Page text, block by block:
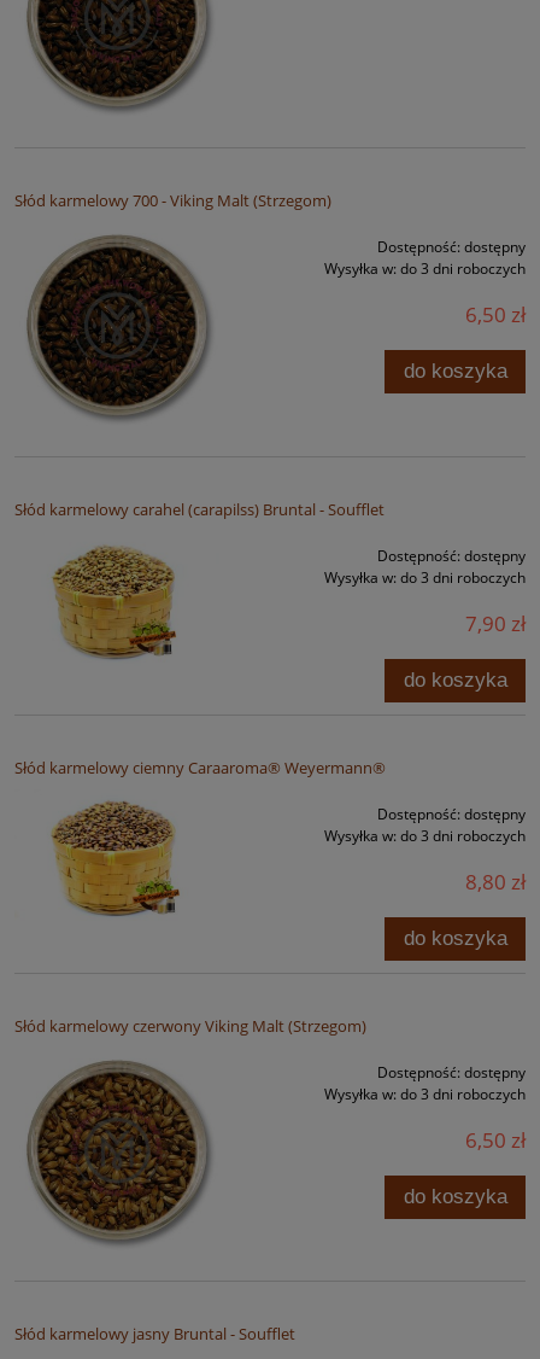
Słód karmelowy 700 - Viking Malt (Strzegom)
Dostępność: dostępny
Wysyłka w: do 3 dni roboczych
6,50 zł
do koszyka
Słód karmelowy carahel (carapilss) Bruntal - Soufflet
Dostępność: dostępny
Wysyłka w: do 3 dni roboczych
7,90 zł
do koszyka
Słód karmelowy ciemny Caraaroma® Weyermann®
Dostępność: dostępny
Wysyłka w: do 3 dni roboczych
8,80 zł
do koszyka
Słód karmelowy czerwony Viking Malt (Strzegom)
Dostępność: dostępny
Wysyłka w: do 3 dni roboczych
6,50 zł
do koszyka
Słód karmelowy jasny Bruntal - Soufflet